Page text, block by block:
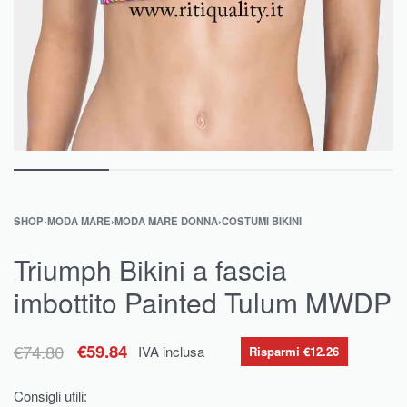
SHOP›MODA MARE›MODA MARE DONNA›COSTUMI BIKINI
Triumph Bikini a fascia
imbottito Painted Tulum MWDP
€74.80 €59.84 IVA inclusa Risparmi €12.26
Consigli utili: